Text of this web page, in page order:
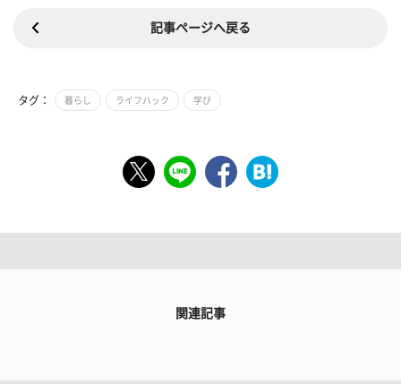
記事ページへ戻る
タグ： 暮らし ライフハック 学び
関連記事